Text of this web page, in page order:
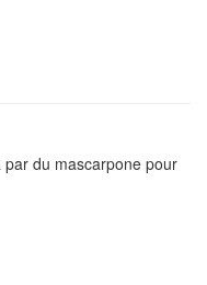
du mascarpone pour